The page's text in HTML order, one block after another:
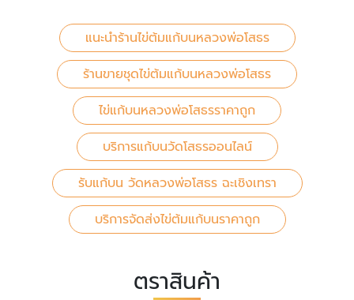
แนะนำร้านไข่ต้มแก้บนหลวงพ่อโสธร
ร้านขายชุดไข่ต้มแก้บนหลวงพ่อโสธร
ไข่แก้บนหลวงพ่อโสธรราคาถูก
บริการแก้บนวัดโสธรออนไลน์
รับแก้บน วัดหลวงพ่อโสธร ฉะเชิงเทรา
บริการจัดส่งไข่ต้มแก้บนราคาถูก
ตราสินค้า